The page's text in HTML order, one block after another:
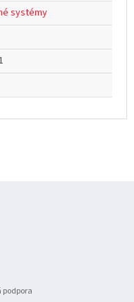
systémy
podpora